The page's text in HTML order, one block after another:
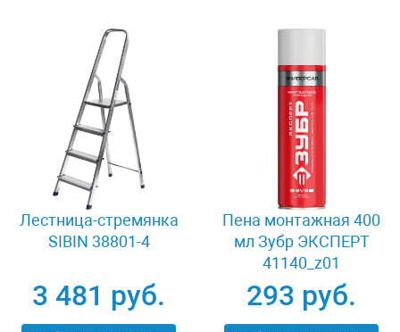
Лестница-стремянка
SIBIN 38801-4
3 481 руб.
Пена монтажная 400
мл Зубр ЭКСПЕРТ
41140_z01
293 руб.